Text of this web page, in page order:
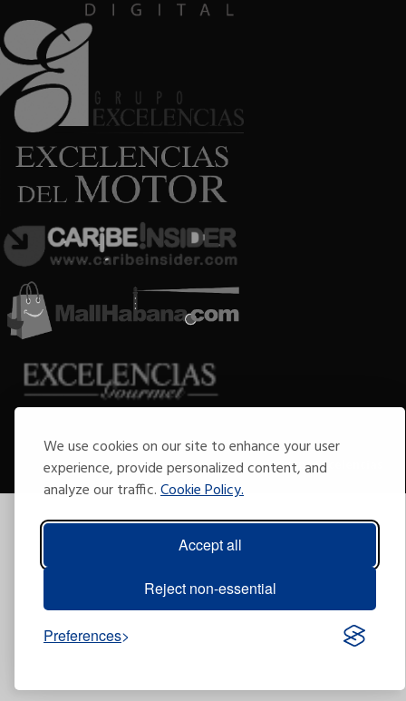
We use cookies on our site to enhance your user
experience, provide personalized content, and
analyze our traffic.Cookie Policy.
Accept all
Reject non-essential
Preferences
Copyright © 2009-2026 Arte por Excelencias.
Todos los derechos reservadosDesarrollado por Grupo Excelencias